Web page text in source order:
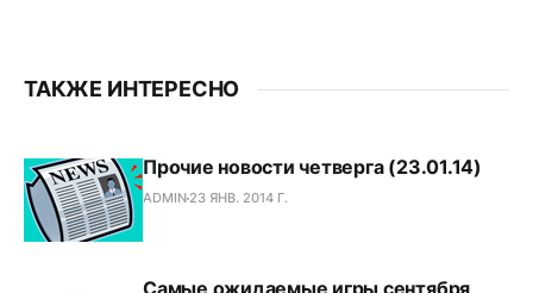
ТАКЖЕ ИНТЕРЕСНО
Прочие новости четверга (23.01.14)
ADMIN 23 ЯНВ. 2014 Г.